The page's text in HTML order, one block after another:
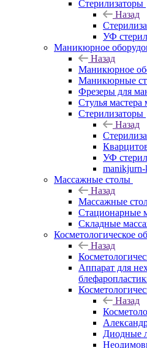
Стерилизаторы
Назад
УФ
Маникюрное
Назад
Маникюрное
Маникюрные
Фрезеры для
Стулья
Стерилизаторы
Назад
УФ
Массажные столы
Назад
Массажные
Стационарные
Складные
Косметологическое
Назад
Аппарат для
Назад
Диодные